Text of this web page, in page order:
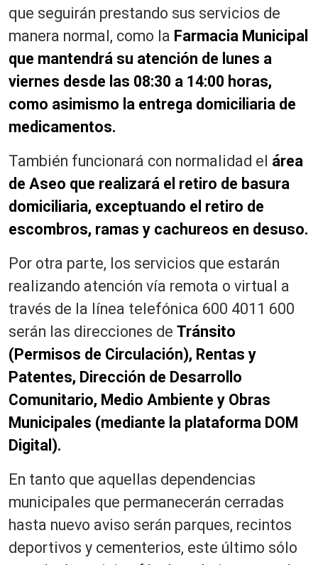
que seguirán prestando sus servicios de
manera normal, como la Farmacia Municipal
que mantendrá su atención de lunes a
viernes desde las 08:30 a 14:00 horas,
como asimismo la entrega domiciliaria de
medicamentos.
También funcionará con normalidad el área
de Aseo que realizará el retiro de basura
domiciliaria, exceptuando el retiro de
escombros, ramas y cachureos en desuso.
Por otra parte, los servicios que estarán
realizando atención vía remota o virtual a
través de la línea telefónica 600 4011 600
serán las direcciones de Tránsito
(Permisos de Circulación), Rentas y
Patentes, Dirección de Desarrollo
Comunitario, Medio Ambiente y Obras
Municipales (mediante la plataforma DOM
Digital).
En tanto que aquellas dependencias
municipales que permanecerán cerradas
hasta nuevo aviso serán parques, recintos
deportivos y cementerios, este último sólo